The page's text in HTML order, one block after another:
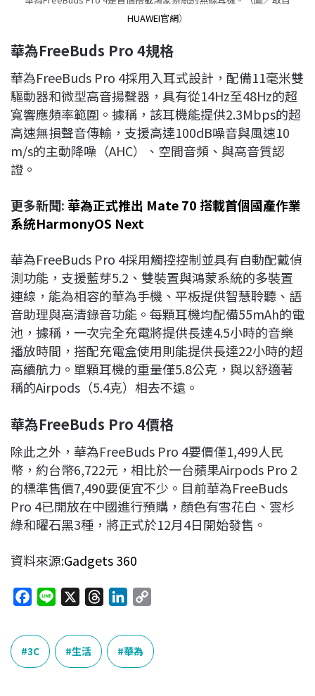
HUAWEI官網）
華為FreeBuds Pro 4規格
華為FreeBuds Pro 4採用入耳式設計，配備11毫米雙
驅動器和微型高音揚聲器，具有從14Hz至48Hz的超
寬響應頻率範圍。據稱，該耳機能提供2.3Mbps的超
高速無損聲音傳輸，支援高達100dB噪音與風速10
m/s的主動降噪（AHC）、空間音頻、與高音質認
證。
更多新聞: 華為正式推出 Mate 70 搭載首個國產作業
系統HarmonyOS Next
華為FreeBuds Pro 4採用觸控控制並具有自動配戴偵
測功能，支援藍芽5.2、雙裝置與鴻蒙系統的多裝置
連線，能為相容的華為手機、平板提供智慧聆聽、語
音助理與高清錄音功能。每顆耳機均配備55mAh的電
池，據稱，一次完全充電將提供長達4.5小時的音樂
播放時間，搭配充電盒使用則能提供長達22小時的超
高續航力。單顆耳機的重量僅5.8公克，與以舒適著
稱的Airpods（5.4克）相去不遠。
華為FreeBuds Pro 4價格
除此之外，華為FreeBuds Pro 4要價僅1,499人民
幣，約台幣6,722元，相比於一台蘋果Airpods Pro 2
的標準售價7,490要便宜不少。目前華為FreeBuds
Pro 4已開放在中國進行預購，顏色有雪花白、雲杉
綠和曜石黑3種，將正式於12月4日開始發售。
資料來源:Gadgets 360
c
e
b
e
e
n
k
e
y
3C 生活 華為